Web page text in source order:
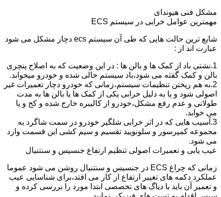
مشکل فنی هیوندای
مهمترین عوامل خرابی در سیستم ECS
شایع ترین حالت هایی که طی آن سیستم ecs دچار مشکل می شود
عبارت اند از :
1.نشتی باد از کمک ها و بالن ها : در این وضعیت که به اصلاح پنچری
بالن و کمک گفته می شود،باد سیستم خالی شده و خودرو میخوابد.
2.به هم ریختن تنظیمات سیستم،زمانی که خودرو دچار تعمیرات غیر
اصولی شود و یا به دلیل خرابی یکی از کمک ها یا بالن ها به مدت
طولانی و عدم رفع مشکل،خودرو از کالیبره خارج شده و کج و یا
می خوابد.
3.آسیب هایی که در اثر خرابی شلگیر خودرو در سمت شاگرد به
مجموعه کمپرسور و سلونویید تقسیم و سیم کشی این قسمت وارد
می شود.
عیب یابی و تعمیرات اصولی تنظیم ارتفاع جنسیس و سنتنیال
زمانی که چراغ ECS در جنسیس و سنتنیال روشن می شود عموما
عملکرد دکمه های تغییر ارتفاع از کار می افتد،برای شناسایی عیب
و تعمیر آن باید با دیاگ های تخصصی ابتدا مورد را بررسی کرده و